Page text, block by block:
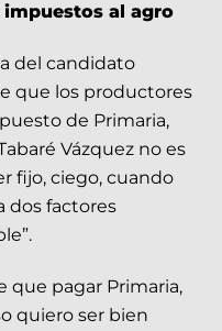
al agro
del candidato
que los productores
de Primaria,
Vázquez no es
fijo, ciego, cuando
dos factores
que pagar Primaria,
quiero ser bien